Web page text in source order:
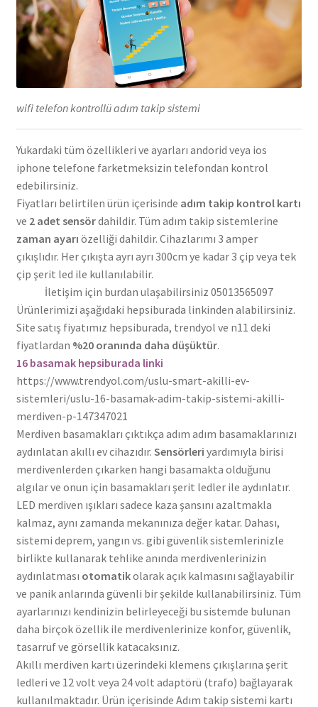
wifi telefon kontrollü adım takip sistemi
Yukardaki tüm özellikleri ve ayarları andorid veya ios
iphone telefone farketmeksizin telefondan kontrol
edebilirsiniz.
Fiyatları belirtilen ürün içerisinde adım takip kontrol kartı
ve 2 adet sensördahildir. Tüm adım takip sistemlerine
zaman ayarı özelliği dahildir. Cihazlarımı 3 amper
çıkışlıdır. Her çıkışta ayrı ayrı 300cm ye kadar 3 çip veya tek
çip şerit led ile kullanılabilir.
İletişim için burdan ulaşabilirsiniz 05013565097
Ürünlerimizi aşağıdaki hepsiburada linkinden alabilirsiniz.
Site satış fiyatımız hepsiburada, trendyol ve n11 deki
fiyatlardan %20 oranında daha düşüktür.
16 basamak hepsiburada linki
https://www.trendyol.com/uslu-smart-akilli-ev-
sistemleri/uslu-16-basamak-adim-takip-sistemi-akilli-
merdiven-p-147347021
Merdiven basamakları çıktıkça adım adım basamaklarınızı
aydınlatan akıllı ev cihazıdır. Sensörleri yardımıyla birisi
merdivenlerden çıkarken hangi basamakta olduğunu
algılar ve onun için basamakları şerit ledler ile aydınlatır.
LED merdiven ışıkları sadece kaza şansını azaltmakla
kalmaz, aynı zamanda mekanınıza değer katar. Dahası,
sistemi deprem, yangın vs. gibi güvenlik sistemlerinizle
birlikte kullanarak tehlike anında merdivenlerinizin
aydınlatması otomatikolarak açık kalmasını sağlayabilir
ve panik anlarında güvenli bir şekilde kullanabilirsiniz. Tüm
ayarlarınızı kendinizin belirleyeceği bu sistemde bulunan
daha birçok özellik ile merdivenlerinize konfor, güvenlik,
tasarruf ve görsellik katacaksınız.
Akıllı merdiven kartı üzerindeki klemens çıkışlarına şerit
ledleri ve 12 volt veya 24 volt adaptörü (trafo) bağlayarak
kullanılmaktadır. Ürün içerisinde Adım takip sistemi kartı